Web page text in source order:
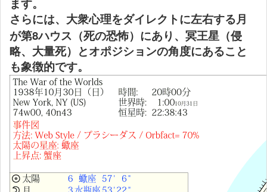
ます。
さらには、大衆心理をダイレクトに左右する月
が第8ハウス（死の恐怖）にあり、冥王星（侵
略、大量死）とオポジションの角度にあること
も象徴的です。